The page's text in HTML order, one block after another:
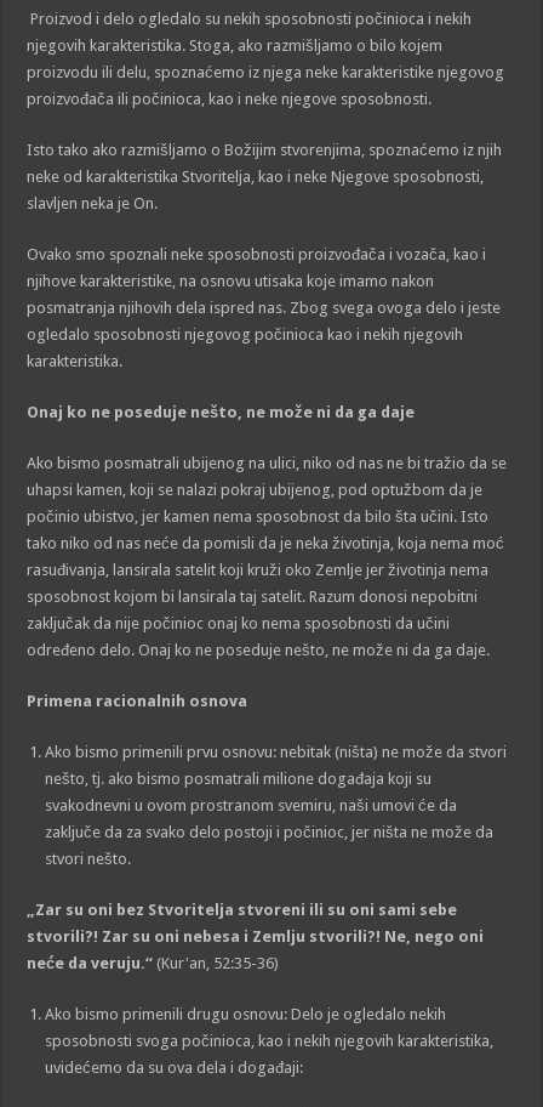
Proizvod i delo ogledalo su nekih sposobnosti počinioca i nekih
njegovih karakteristika. Stoga, ako razmišljamo o bilo kojem
proizvodu ili delu, spoznaćemo iz njega neke karakteristike njegovog
proizvođača ili počinioca, kao i neke njegove sposobnosti.
Isto tako ako razmišljamo o Božijim stvorenjima, spoznaćemo iz njih
neke od karakteristika Stvoritelja, kao i neke Njegove sposobnosti,
slavljen neka je On.
Ovako smo spoznali neke sposobnosti proizvođača i vozača, kao i
njihove karakteristike, na osnovu utisaka koje imamo nakon
posmatranja njihovih dela ispred nas. Zbog svega ovoga delo i jeste
ogledalo sposobnosti njegovog počinioca kao i nekih njegovih
karakteristika.
Onaj ko ne poseduje nešto, ne može ni da ga daje
Ako bismo posmatrali ubijenog na ulici, niko od nas ne bi tražio da se
uhapsi kamen, koji se nalazi pokraj ubijenog, pod optužbom da je
počinio ubistvo, jer kamen nema sposobnost da bilo šta učini. Isto
tako niko od nas neće da pomisli da je neka životinja, koja nema moć
rasuđivanja, lansirala satelit koji kruži oko Zemlje jer životinja nema
sposobnost kojom bi lansirala taj satelit. Razum donosi nepobitni
zaključak da nije počinioc onaj ko nema sposobnosti da učini
određeno delo. Onaj ko ne poseduje nešto, ne može ni da ga daje.
Primena racionalnih osnova
Ako bismo primenili prvu osnovu: nebitak (ništa) ne može da stvori
nešto, tj. ako bismo posmatrali milione događaja koji su
svakodnevni u ovom prostranom svemiru, naši umovi će da
zaključe da za svako delo postoji i počinioc, jer ništa ne može da
stvori nešto.
„Zar su oni bez Stvoritelja stvoreni ili su oni sami sebe
stvorili?! Zar su oni nebesa i Zemlju stvorili?! Ne, nego oni
neće da veruju.“ (Kur'an, 52:35-36)
Ako bismo primenili drugu osnovu: Delo je ogledalo nekih
sposobnosti svoga počinioca, kao i nekih njegovih karakteristika,
uvidećemo da su ova dela i događaji: